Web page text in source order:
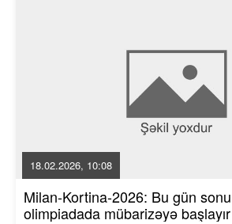
18.02.2026, 10:08
Milan-Kortina-2026: Bu gün
olimpiadada mübarizəyə başlayır